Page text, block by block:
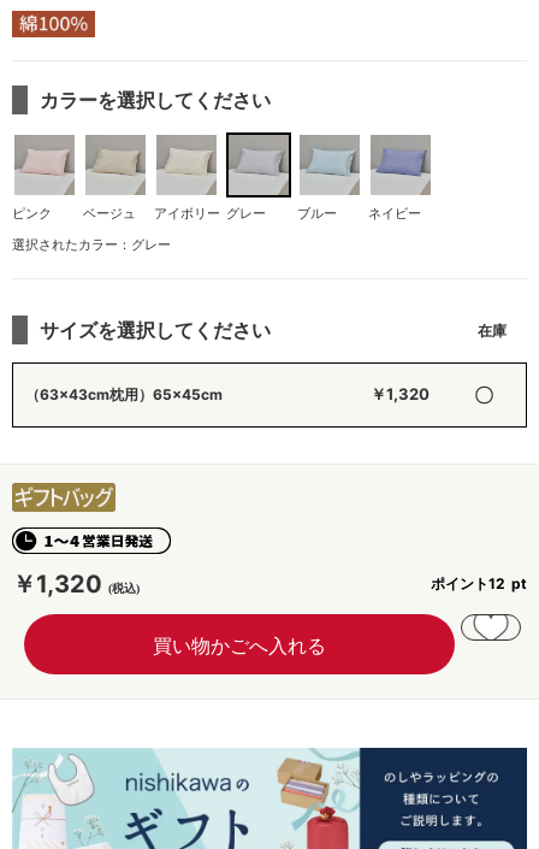
￥1,320 ポイント12
カラーを選択してください
ピンク ベージュ アイボリー グレー ブルー
ネイビー
選択されたカラー：グレー
サイズを選択してください
（63×43cm枕用）65×45cm ￥1,320 〇